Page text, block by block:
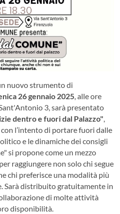
nuovo strumento di
26 gennaio 2025, alle ore
3, sarà presentato
dentro e fuori dal Palazzo",
l’intento di portare fuori dalle
e le dinamiche dei consigli
si propone come un mezzo
raggiungere non solo chi segue
chi preferisce una modalità più
Sarà distribuito gratuitamente in
di molte attività
disponibilità.